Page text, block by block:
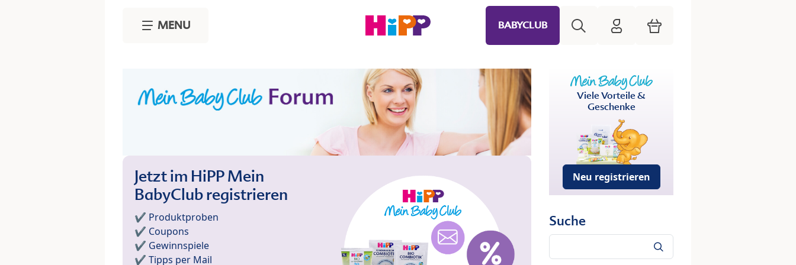
MENU BABYCLUB HiPP Mein Babyclub
Warenkorb
Jetzt im HiPP Mein
BabyClub registrieren
✔️ Produktproben
✔️ Coupons
✔️ Gewinnspiele
✔️ Tipps per Mail
Viele Vorteile &
Geschenke
Neu registrieren
Suche